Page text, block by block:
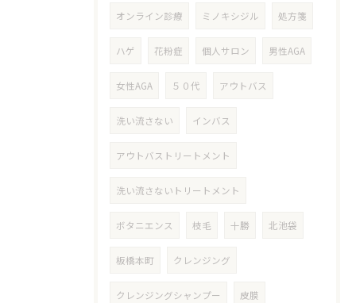
オンライン診療 ミノキシジル 処方箋
ハゲ 花粉症 個人サロン 男性AGA
女性AGA ５０代 アウトバス
洗い流さない インバス
アウトバストリートメント
洗い流さないトリートメント
ボタニエンス 枝毛 十勝 北池袋
板橋本町 クレンジング
クレンジングシャンプー 皮膜